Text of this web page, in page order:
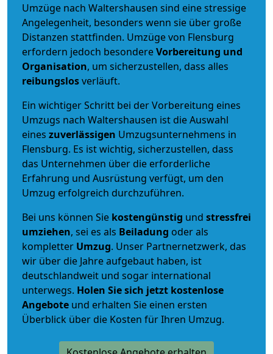
Umzüge nach Waltershausen sind eine stressige
Angelegenheit, besonders wenn sie über große
Distanzen stattfinden. Umzüge von Flensburg
erfordern jedoch besondereVorbereitung und
Organisation, um sicherzustellen, dass alles
reibungslosverläuft.
Ein wichtiger Schritt bei der Vorbereitung eines
Umzugs nach Waltershausen ist die Auswahl
eines zuverlässigen Umzugsunternehmens in
Flensburg. Es ist wichtig, sicherzustellen, dass
das Unternehmen über die erforderliche
Erfahrung und Ausrüstung verfügt, um den
Umzug erfolgreich durchzuführen.
Bei uns können Sie kostengünstig und stressfrei
umziehen, sei es als Beiladung oder als
kompletter Umzug. Unser Partnernetzwerk, das
wir über die Jahre aufgebaut haben, ist
deutschlandweit und sogar international
unterwegs. Holen Sie sich jetzt kostenlose
Angebote und erhalten Sie einen ersten
Überblick über die Kosten für Ihren Umzug.